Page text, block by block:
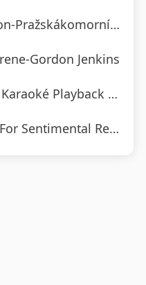
Gordon Jenkins
Célèbre Par Jacques Dutronc-Karaoke
Reasons-John Leyton